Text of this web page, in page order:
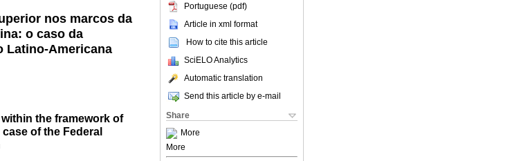
Portuguese (pdf)
Article in xml format
How to cite this article
SciELO Analytics
Automatic translation
Send this article by e-mail
Share
More
More
nos marcos da
o caso da
Latino-Americana
the framework of
of the Federal